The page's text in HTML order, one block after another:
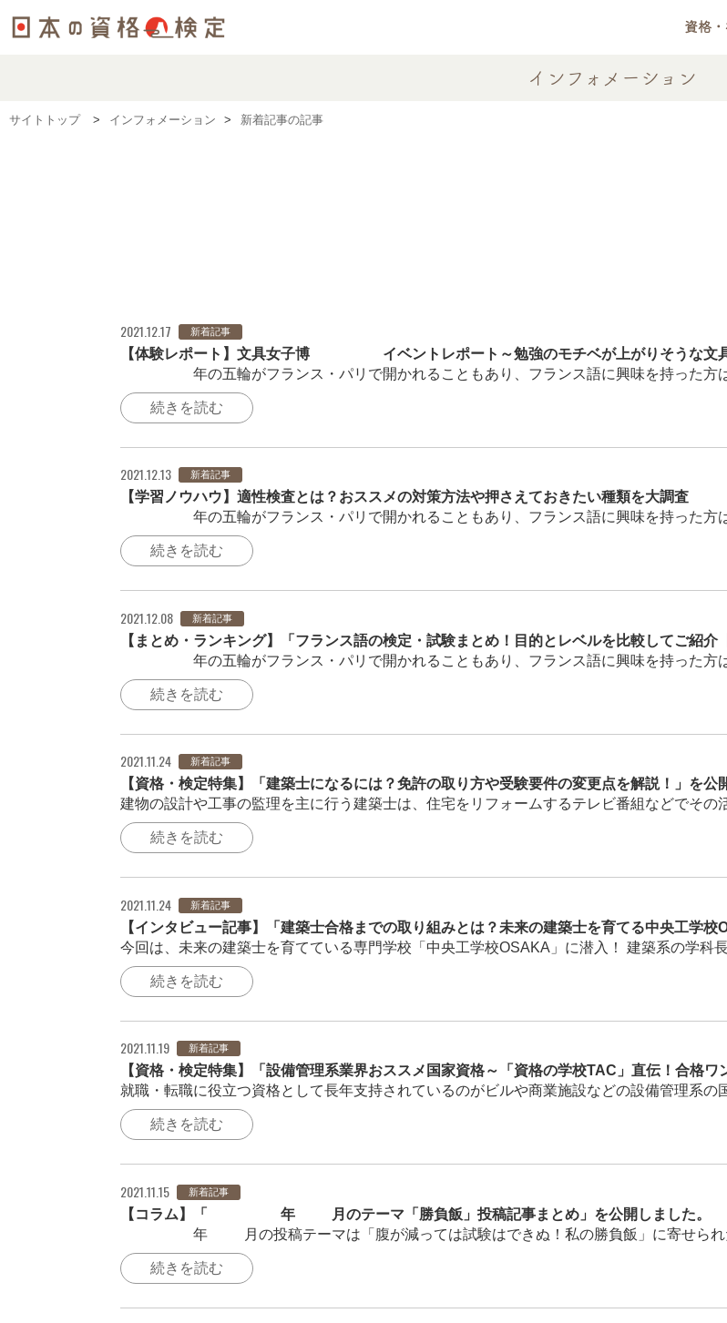
資格
インフォメーション
サイトトップ インフォメーション 新着記事の記事
2021.12.17 新着記事
【体験レポート】文具女子博2021イベントレポート～勉強のモチベが上がりそうな文
2024年の五輪がフランス・パリで開かれることもあり、フランス語に興味を持った方
続きを読む
2021.12.13 新着記事
【学習ノウハウ】適性検査とは？おススメの対策方法や押さえておきたい種類を大調査
2024年の五輪がフランス・パリで開かれることもあり、フランス語に興味を持った方
続きを読む
2021.12.08 新着記事
【まとめ・ランキング】「フランス語の検定・試験まとめ！目的とレベルを比較してご紹
2024年の五輪がフランス・パリで開かれることもあり、フランス語に興味を持った方
続きを読む
2021.11.24 新着記事
【資格・検定特集】「建築士になるには？免許の取り方や受験要件の変更点を解説！」を公
建物の設計や工事の監理を主に行う建築士は、住宅をリフォームするテレビ番組などでその
続きを読む
2021.11.24 新着記事
【インタビュー記事】「建築士合格までの取り組みとは？未来の建築士を育てる中央工学
今回は、未来の建築士を育てている専門学校「中央工学校OSAKA」に潜入！ 建築系の学科
続きを読む
2021.11.19 新着記事
【資格・検定特集】「設備管理系業界おススメ国家資格～「資格の学校TAC」直伝！合格
就職・転職に役立つ資格として長年支持されているのがビルや商業施設などの設備管理系の
続きを読む
2021.11.15 新着記事
【コラム】「2021年10月のテーマ「勝負飯」投稿記事まとめ」を公開しました。
2021年10月の投稿テーマは「腹が減っては試験はできぬ！私の勝負飯」に寄せられ
続きを読む